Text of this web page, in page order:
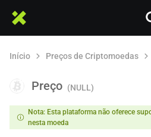
Início Preços de Criptomoedas
Preço (NULL)
Nota: Esta plataforma não oferece
nesta moeda